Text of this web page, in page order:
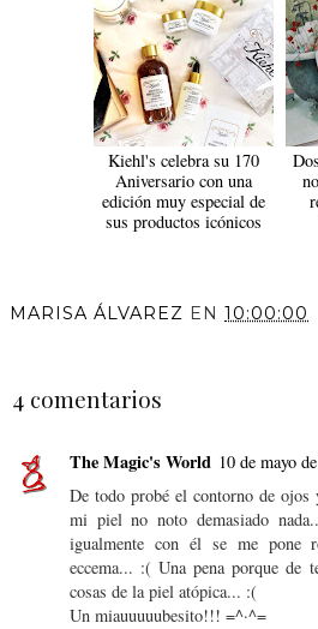
Kiehl's celebra su 170
Aniversario con una
edición muy especial de
sus productos icónicos
MARISA ÁLVAREZ EN 10:00:00
4 comentarios
The Magic's World 10 de mayo
De todo probé el contorno de
mi piel no noto demasiado
igualmente con él se me pone
eccema... :( Una pena porque de
cosas de la piel atópica... :(
Un miauuuuubesito!!! =^·^=